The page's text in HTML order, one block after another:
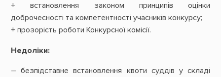
+ встановлення законом принципів оцінки
доброчесності та компетентності учасників конкурсу;
+ прозорість роботи Конкурсної комісії.
Недоліки:
– безпідставне встановлення квоти суддів у складі